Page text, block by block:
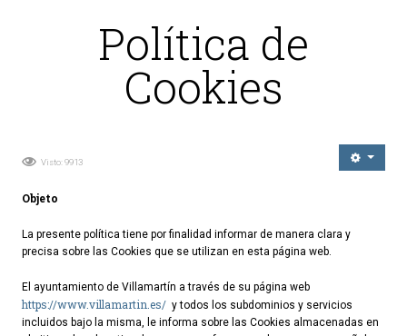
AYUNTAMIENTO
Saluda de la Alcaldesa
Delegaciones Municipales
Teléfonos de contacto
Servicios Municipales
SERVICIOS
Política de
Cookies
Visto: 9913
Objeto
La presente política tiene por finalidad informar de manera clara y
precisa sobre las Cookies que se utilizan en esta página web.
El ayuntamiento de Villamartín a través de su página web
https://www.villamartin.es/ y todos los subdominios y servicios
incluidos bajo la misma, le informa sobre las Cookies almacenadas en